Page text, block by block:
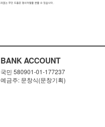
BANK ACCOUNT
국민 580901-01-177237
예금주: 문창식(문창기획)